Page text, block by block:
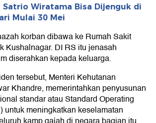
Satrio Wiratama Bisa Dijenguk di
Mulai 30 Mei
korban dibawa ke Rumah Sakit
Kushalnagar. DI RS itu jenasah
diserahkan kepada keluarga.
tersebut, Menteri Kehutanan
Khandre, memerintahkan penyusunan
standar atau Standard Operating
untuk meningkatkan keselamatan